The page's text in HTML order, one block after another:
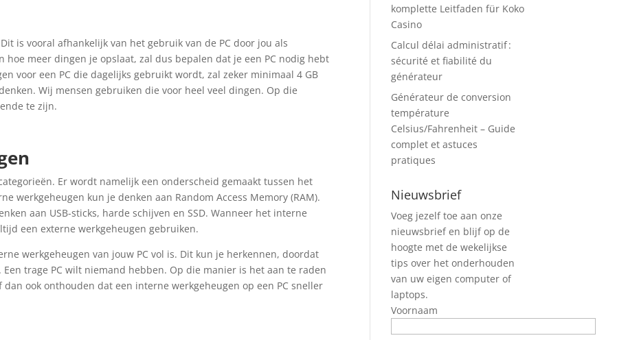
is vooral afhankelijk van het gebruik van de PC door jou als
hoe meer dingen je opslaat, zal dus bepalen dat je een PC nodig hebt
voor een PC die dagelijks gebruikt wordt, zal zeker minimaal 4 GB
Wij mensen gebruiken die voor heel veel dingen. Op die
te zijn.
Er wordt namelijk een onderscheid gemaakt tussen het
werkgeheugen kun je denken aan Random Access Memory (RAM).
aan USB-sticks, harde schijven en SSD. Wanneer het interne
een externe werkgeheugen gebruiken.
werkgeheugen van jouw PC vol is. Dit kun je herkennen, doordat
trage PC wilt niemand hebben. Op die manier is het aan te raden
ook onthouden dat een interne werkgeheugen op een PC sneller
komplette Leitfaden für Koko
Casino
Calcul délai administratif :
sécurité et fiabilité du
générateur
Générateur de conversion
température
Celsius/Fahrenheit – Guide
complet et astuces
pratiques
Nieuwsbrief
Voeg jezelf toe aan onze
nieuwsbrief en blijf op de
hoogte met de wekelijkse
tips over het onderhouden
van uw eigen computer of
laptops.
Voornaam